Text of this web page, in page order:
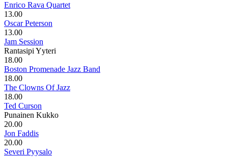
Enrico Rava Quartet
13.00
Oscar Peterson
13.00
Jam Session
Rantasipi Yyteri
18.00
Boston Promenade Jazz Band
18.00
The Clowns Of Jazz
18.00
Ted Curson
Punainen Kukko
20.00
Jon Faddis
20.00
Severi Pyysalo